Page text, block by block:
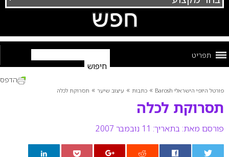
תפריט
פורטל היופי הישראלי Barosh » כתבות » עיצוב שיער » תסרוקת לכלה
תסרוקת לכלה
פורסם מאת: בתאריך: 11 נובמבר 2007
הדפס